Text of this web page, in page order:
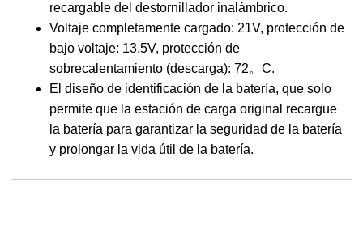
recargable del destornillador inalámbrico.
Voltaje completamente cargado: 21V, protección de
bajo voltaje: 13.5V, protección de
sobrecalentamiento (descarga): 72。C.
El diseño de identificación de la batería, que solo
permite que la estación de carga original recargue
la batería para garantizar la seguridad de la batería
y prolongar la vida útil de la batería.